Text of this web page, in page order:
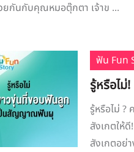
ยกันกับคุณหมอตุ๊กตา เจ้าข ...
ฟัน Fun
รู้หรือไ
รู้หรือไม่
สังเกตให้
สังเกตอย่